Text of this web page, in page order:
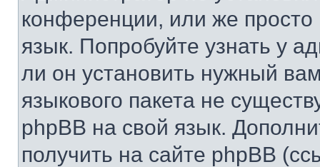
конференции, или же
язык. Попробуйте узнать у
ли он установить нужный
языкового пакета не
phpBB на свой язык.
получить на сайте phpBB